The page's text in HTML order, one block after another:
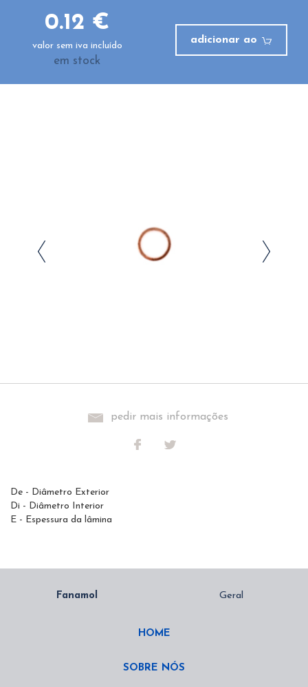
0.12 €
valor sem iva incluído
em stock
adicionar ao
pedir mais informações
De - Diâmetro Exterior
Di - Diâmetro Interior
E - Espessura da lâmina
HOME
SOBRE NÓS